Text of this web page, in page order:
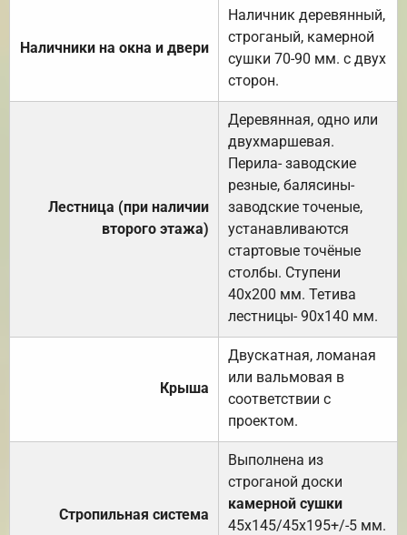
Наличники на окна и двери
Наличник деревянный,
строганый, камерной
сушки 70-90 мм. с двух
сторон.
Лестница (при наличии
второго этажа)
Деревянная, одно или
двухмаршевая.
Перила- заводские
резные, балясины-
заводские точеные,
устанавливаются
стартовые точёные
столбы. Ступени
40х200 мм. Тетива
лестницы- 90х140 мм.
Крыша
Двускатная, ломаная
или вальмовая в
соответствии с
проектом.
Стропильная система
Выполнена из
строганой доски
камерной сушки
45х145/45х195+/-5 мм.